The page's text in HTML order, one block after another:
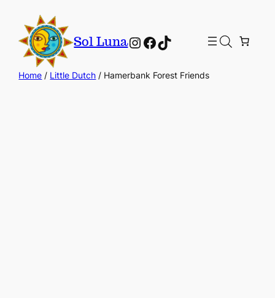
Sol LunaInstagram
Facebook
TikTok
Home / Little Dutch / Hamerbank Forest Friends